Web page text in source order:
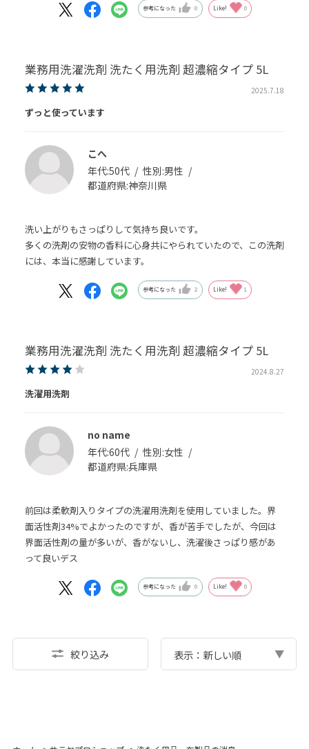
参考になった 0 Like! 0
業務用洗濯洗剤 洗たく用洗剤 超濃縮タイプ 5L
2025.7.18
ずっと使っています
こへ
年代:50代 性別:男性
都道府県:神奈川県
洗い上がりもさっぱりして気持ち良いです。
多くの洗剤の安物の香料に心身共にやられていたので、この洗剤
には、本当に感謝しています。
参考になった 2 Like! 1
業務用洗濯洗剤 洗たく用洗剤 超濃縮タイプ 5L
2024.8.27
洗濯用洗剤
no name
年代:60代 性別:女性
都道府県:兵庫県
前回は柔軟剤入りタイプの洗濯用洗剤を使用していました。界
面活性剤34%でよかったのですが、香が苦手でしたが、今回は
界面活性剤の量が多いが、香がないし、洗濯後さっぱり感があ
って良いデス
参考になった 0 Like! 0
絞り込み 表示：新しい順